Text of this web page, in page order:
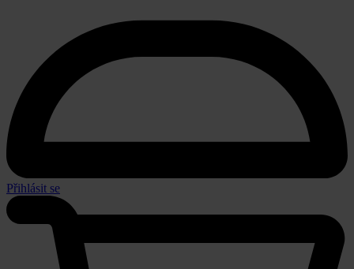
Přihlásit se